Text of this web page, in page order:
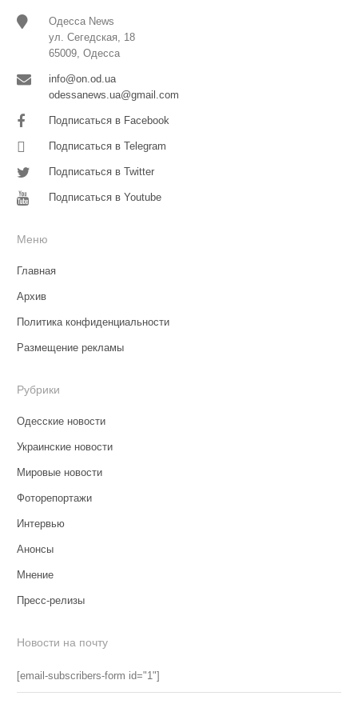
Одесса News
ул. Сегедская, 18
65009, Одесса
info@on.od.ua
odessanews.ua@gmail.com
Подписаться в Facebook
Подписаться в Telegram
Подписаться в Twitter
Подписаться в Youtube
Меню
Главная
Архив
Политика конфиденциальности
Размещение рекламы
Рубрики
Одесские новости
Украинские новости
Мировые новости
Фоторепортажи
Интервью
Анонсы
Мнение
Пресс-релизы
Новости на почту
[email-subscribers-form id="1"]